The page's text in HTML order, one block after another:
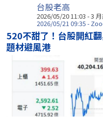
台股老高
2026/05/20 11:03 - 3
2026/05/21 09:35 -
520不甜了！台股開紅
題材避風港